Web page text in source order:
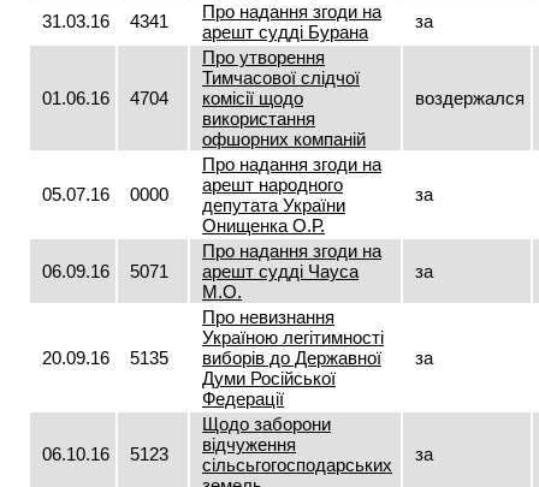
31.03.16 4341
Про надання згоди на
арешт судді Бурана
за
01.06.16 4704
Про утворення
Тимчасової слідчої
комісії щодо
використання
офшорних компаній
воздержался
05.07.16 0000
Про надання згоди на
арешт народного
депутата України
Онищенка О.Р.
за
06.09.16 5071
Про надання згоди на
арешт судді Чауса
М.О.
за
20.09.16 5135
Про невизнання
Україною легітимності
виборів до Державної
Думи Російської
Федерації
за
06.10.16 5123
Щодо заборони
відчуження
сільсьгогосподарських
за